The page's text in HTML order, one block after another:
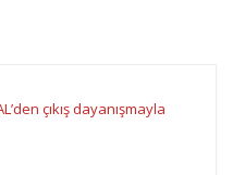
çıkış dayanışmayla